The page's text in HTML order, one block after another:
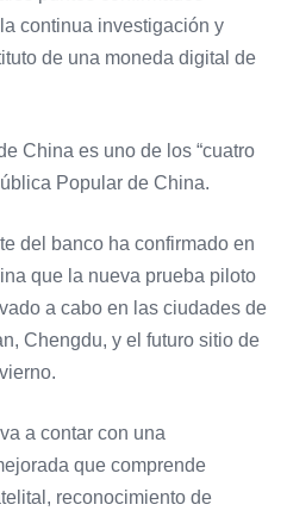
continua investigación y
de una moneda digital de
China es uno de los “cuatro
Popular de China.
del banco ha confirmado en
que la nueva prueba piloto
a cabo en las ciudades de
Chengdu, y el futuro sitio de
a contar con una
que comprende
reconocimiento de